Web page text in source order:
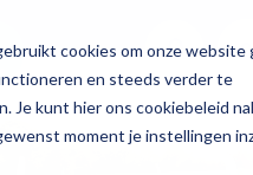
cookies om onze website
en steeds verder te
Je kunt hier ons cookiebeleid
moment je instellingen